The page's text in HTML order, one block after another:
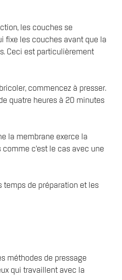
les couches se
fixe les couches avant que la
Ceci est particulièrement
commencez à presser.
quatre heures à 20 minutes
la membrane exerce la
c’est le cas avec une
temps de préparation et les
méthodes de pressage
qui travaillent avec la